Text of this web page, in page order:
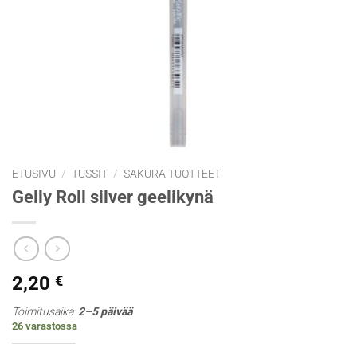
ETUSIVU / TUSSIT / SAKURA TUOTTEET
Gelly Roll silver geelikynä
2,20 €
Toimitusaika:2–5 päivää
26 varastossa